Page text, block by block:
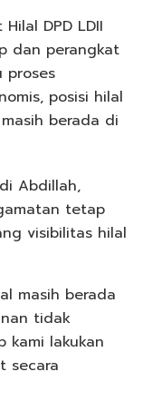
DPD LDII
dan perangkat
proses
posisi hilal
berada di
Abdillah,
tetap
visibilitas hilal
masih berada
tidak
kami lakukan
secara